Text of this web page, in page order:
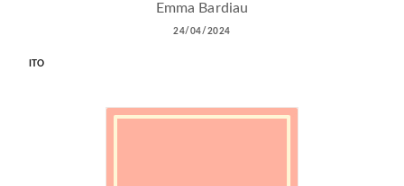
Emma Bardiau
24/04/2024
ITO